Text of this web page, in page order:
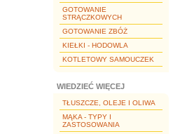
GOTOWANIE
STRĄCZKOWYCH
GOTOWANIE ZBÓŻ
KIEŁKI - HODOWLA
KOTLETOWY SAMOUCZEK
WIEDZIEĆ WIĘCEJ
TŁUSZCZE, OLEJE I OLIWA
MĄKA - TYPY I
ZASTOSOWANIA